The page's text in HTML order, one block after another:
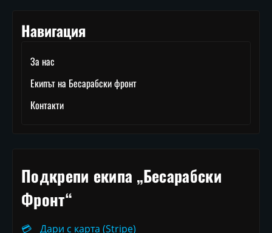
Навигация
За нас
Екипът на Бесарабски фронт
Контакти
Подкрепи екипа „Бесарабски
Фронт“
💳 Дари с карта (Stripe)